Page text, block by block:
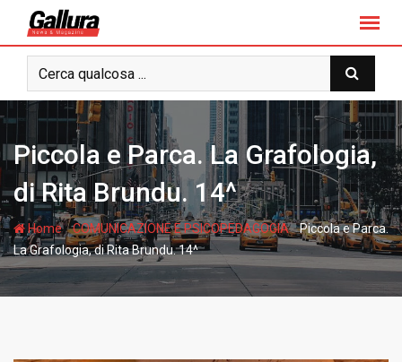
t
o
o
t
e
n
t
Piccola e Parca. La Grafologia,
di Rita Brundu. 14^
Home-COMUNICAZIONE E PSICOPEDAGOGIA-Piccola e Parca.
La Grafologia, di Rita Brundu. 14^